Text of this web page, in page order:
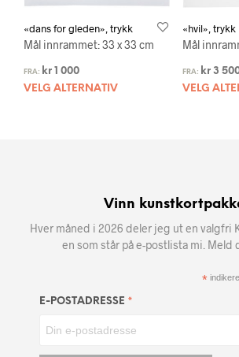
«dans for gleden», trykk
Mål innrammet: 33 x 33 cm
FRA: kr 1 000
VELG ALTERNATIV
«hvil», trykk
Mål
FRA: kr3
VELG
Vinn
Hver måned i 2026 deler jeg ut en valgfri
en som står på e-postlista mi. Meld
*
E-POSTADRESSE *